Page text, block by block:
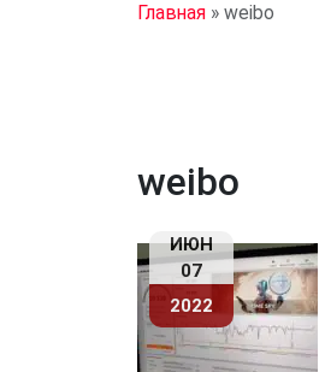
Главная » weibo
weibo
ИЮН
07
2022